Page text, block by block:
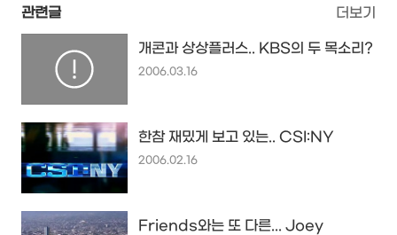
관련글 더보기
개콘과 상상플러스.. KBS의 두 목소리?
2006.03.16
한참 재밌게 보고 있는.. CSI:NY
2006.02.16
Friends와는 또 다른... Joey